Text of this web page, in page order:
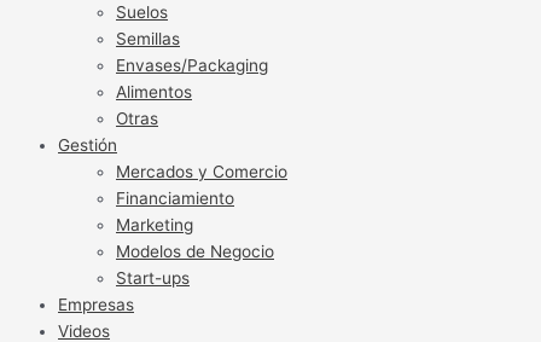
Suelos
Semillas
Envases/Packaging
Alimentos
Otras
Gestión
Mercados y Comercio
Financiamiento
Marketing
Modelos de Negocio
Start-ups
Empresas
Videos